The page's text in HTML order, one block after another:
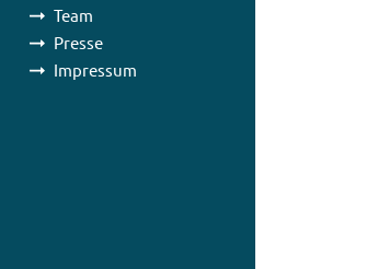
Team
Presse
Impressum